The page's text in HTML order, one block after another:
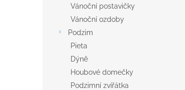
Vánoční postavičky
Vánoční ozdoby
Podzim
Pieta
Dýně
Houbové domečky
Podzimní zvířátka